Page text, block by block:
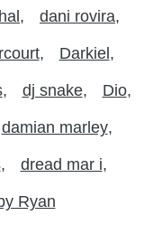
dani rovira
Darkiel
dj snake Dio
damian marley
dread mar i
Ryan